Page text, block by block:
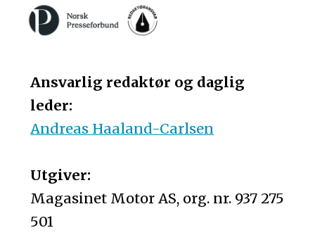
Ansvarlig redaktør og daglig
leder:
Andreas Haaland-Carlsen
Utgiver:
Magasinet Motor AS, org. nr. 937 275
501